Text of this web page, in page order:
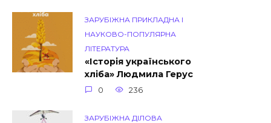
ЗАРУБІЖНА ПРИКЛАДНА І
НАУКОВО-ПОПУЛЯРНА
ЛІТЕРАТУРА
«Історія українського
хліба» Людмила Герус
0 236
ЗАРУБІЖНА ДІЛОВА